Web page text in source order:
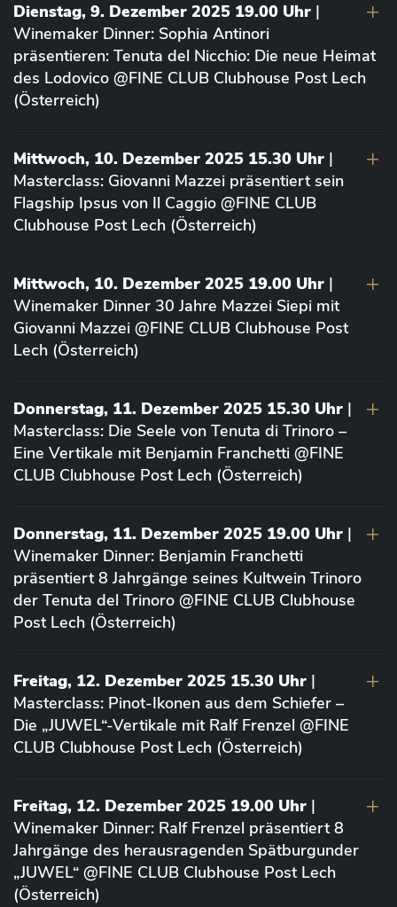
Dienstag, 9. Dezember 2025 19.00 Uhr |
Winemaker Dinner: Sophia Antinori
präsentieren: Tenuta del Nicchio: Die neue Heimat
des Lodovico @FINE CLUB Clubhouse Post Lech
(Österreich)
Mittwoch, 10. Dezember 2025 15.30 Uhr |
Masterclass: Giovanni Mazzei präsentiert sein
Flagship Ipsus von Il Caggio @FINE CLUB
Clubhouse Post Lech (Österreich)
Mittwoch, 10. Dezember 2025 19.00 Uhr |
Winemaker Dinner 30 Jahre Mazzei Siepi mit
Giovanni Mazzei @FINE CLUB Clubhouse Post
Lech (Österreich)
Donnerstag, 11. Dezember 2025 15.30 Uhr |
Masterclass: Die Seele von Tenuta di Trinoro –
Eine Vertikale mit Benjamin Franchetti @FINE
CLUB Clubhouse Post Lech (Österreich)
Donnerstag, 11. Dezember 2025 19.00 Uhr |
Winemaker Dinner: Benjamin Franchetti
präsentiert 8 Jahrgänge seines Kultwein Trinoro
der Tenuta del Trinoro @FINE CLUB Clubhouse
Post Lech (Österreich)
Freitag, 12. Dezember 2025 15.30 Uhr |
Masterclass: Pinot-Ikonen aus dem Schiefer –
Die „JUWEL“-Vertikale mit Ralf Frenzel @FINE
CLUB Clubhouse Post Lech (Österreich)
Freitag, 12. Dezember 2025 19.00 Uhr |
Winemaker Dinner: Ralf Frenzel präsentiert 8
Jahrgänge des herausragenden Spätburgunder
„JUWEL“ @FINE CLUB Clubhouse Post Lech
(Österreich)